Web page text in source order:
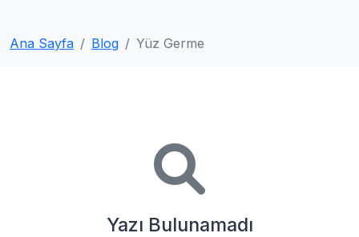
Ana Sayfa Blog Yüz Germe
Yazı Bulunamadı